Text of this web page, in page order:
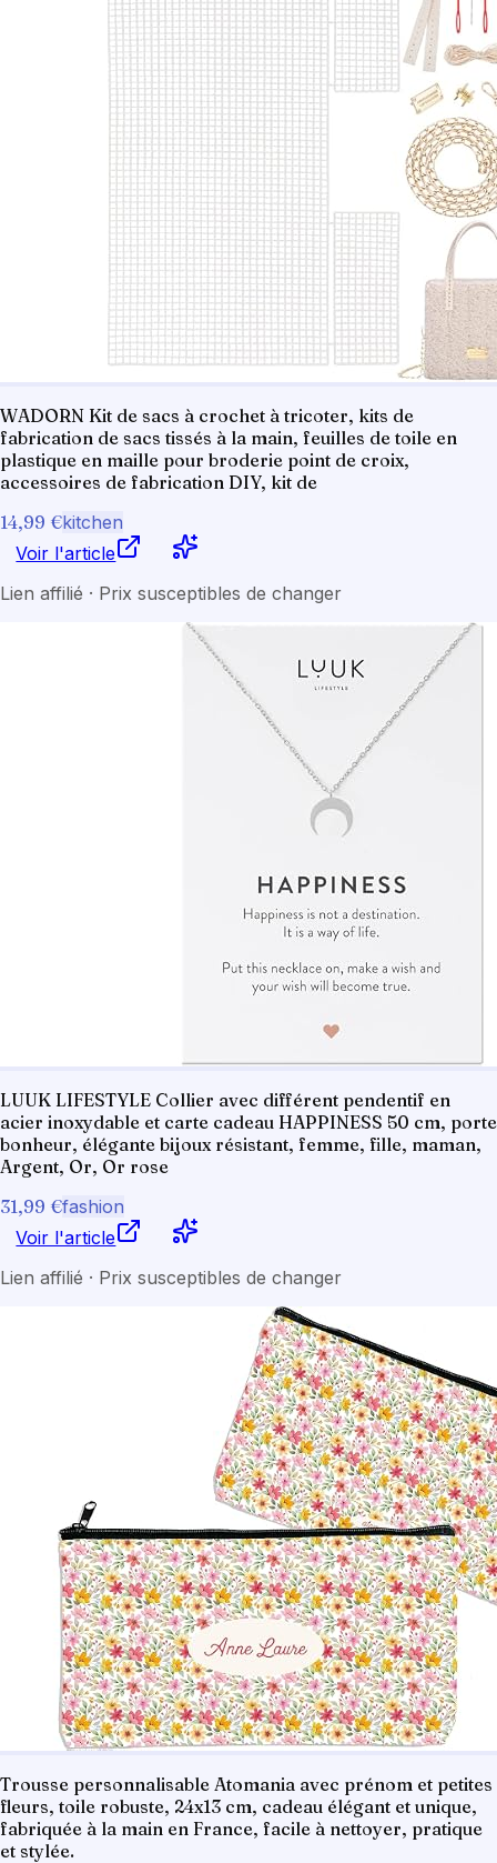
WADORN Kit de sacs à crochet à tricoter, kits de
fabrication de sacs tissés à la main, feuilles de toile en
plastique en maille pour broderie point de croix,
accessoires de fabrication DIY, kit de
14,99 €kitchen
Voir l'article
Lien affilié · Prix susceptibles de changer
LUUK LIFESTYLE Collier avec différent pendentif en
acier inoxydable et carte cadeau HAPPINESS 50 cm, porte
bonheur, élégante bijoux résistant, femme, fille, maman,
Argent, Or, Or rose
31,99 €fashion
Voir l'article
Lien affilié · Prix susceptibles de changer
Trousse personnalisable Atomania avec prénom et petites
fleurs, toile robuste, 24x13 cm, cadeau élégant et unique,
fabriquée à la main en France, facile à nettoyer, pratique
et stylée.